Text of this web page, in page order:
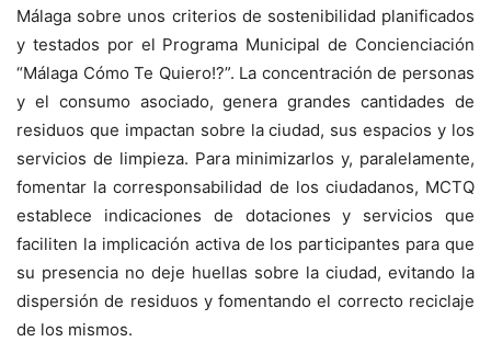
Málaga sobre unos criterios de sostenibilidad planificados
y testados por el Programa Municipal de Concienciación
“Málaga Cómo Te Quiero!?”. La concentración de personas
y el consumo asociado, genera grandes cantidades de
residuos que impactan sobre la ciudad, sus espacios y los
servicios de limpieza. Para minimizarlos y, paralelamente,
fomentar la corresponsabilidad de los ciudadanos, MCTQ
establece indicaciones de dotaciones y servicios que
faciliten la implicación activa de los participantes para que
su presencia no deje huellas sobre la ciudad, evitando la
dispersión de residuos y fomentando el correcto reciclaje
de los mismos.